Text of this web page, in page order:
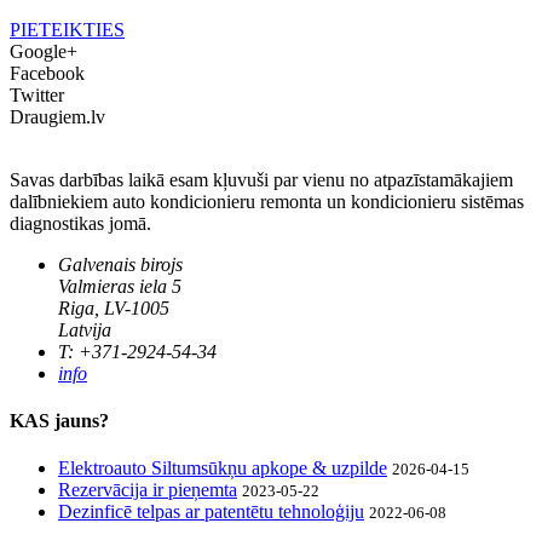
PIETEIKTIES
Google+
Facebook
Twitter
Draugiem.lv
Savas darbības laikā esam kļuvuši par vienu no atpazīstamākajiem
dalībniekiem auto kondicionieru remonta un kondicionieru sistēmas
diagnostikas jomā.
Galvenais birojs
Valmieras iela 5
Riga, LV-1005
Latvija
T: +371-2924-54-34
info
KAS jauns?
Elektroauto Siltumsūkņu apkope & uzpilde 2026-04-15
Rezervācija ir pieņemta 2023-05-22
Dezinficē telpas ar patentētu tehnoloģiju 2022-06-08